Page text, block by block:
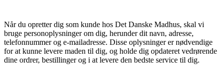
Når du opretter dig som kunde hos Det Danske Madhus, skal vi
bruge personoplysninger om dig, herunder dit navn, adresse,
telefonnummer og e-mailadresse. Disse oplysninger er nødvendige
for at kunne levere maden til dig, og holde dig opdateret vedrørende
dine ordrer, bestillinger og i at levere den bedste service til dig.